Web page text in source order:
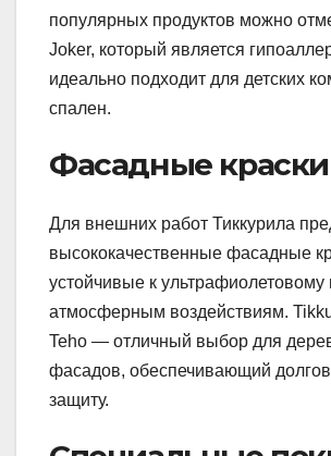
популярных продуктов можно
Joker, который является
идеально подходит для детских
спален.
Фасадные краски
Для внешних работ Тиккурила
высококачественные фасадные
устойчивые к ультрафиолетовому
атмосферным воздействиям.
Teho — отличный выбор для
фасадов, обеспечивающий
защиту.